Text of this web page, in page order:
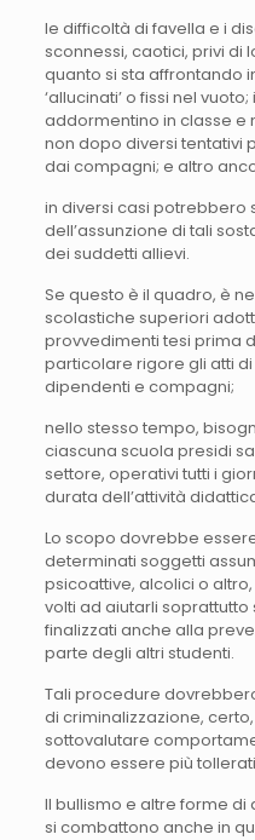
le difficoltà di favella e i
sconnessi, caotici, privi di
quanto si sta affrontando
‘allucinati’ o fissi nel
addormentino in classe e
non dopo diversi tentativi
dai compagni; e altro
in diversi casi potrebbero
dell’assunzione di tali
dei suddetti allievi.
Se questo è il quadro, è
scolastiche superiori
provvedimenti tesi prima
particolare rigore gli atti
dipendenti e compagni;
nello stesso tempo,
ciascuna scuola presidi
settore, operativi tutti i
durata dell’attività
Lo scopo dovrebbe
determinati soggetti
psicoattive, alcolici o
volti ad aiutarli
finalizzati anche alla
parte degli altri studenti.
Tali procedure
di criminalizzazione,
sottovalutare
devono essere più
Il bullismo e altre forme
si combattono anche in